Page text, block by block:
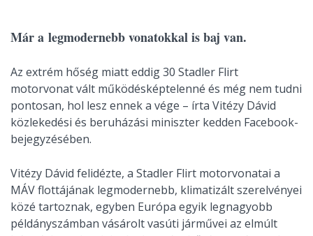
Már a legmodernebb vonatokkal is baj van.
Az extrém hőség miatt eddig 30 Stadler Flirt
motorvonat vált működésképtelenné és még nem tudni
pontosan, hol lesz ennek a vége – írta Vitézy Dávid
közlekedési és beruházási miniszter kedden Facebook-
bejegyzésében.
Vitézy Dávid felidézte, a Stadler Flirt motorvonatai a
MÁV flottájának legmodernebb, klimatizált szerelvényei
közé tartoznak, egyben Európa egyik legnagyobb
példányszámban vásárolt vasúti járművei az elmúlt